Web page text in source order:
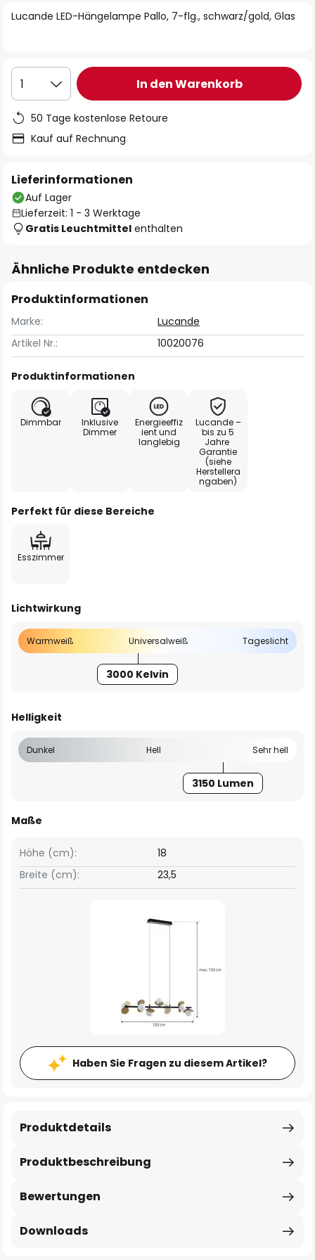
Lucande LED-Hängelampe Pallo, 7-flg., schwarz/gold, Glas
1 In den Warenkorb
50 Tage kostenlose Retoure
Kauf auf Rechnung
Lieferinformationen
Auf Lager
Lieferzeit: 1 - 3 Werktage
Gratis Leuchtmittel enthalten
Ähnliche Produkte entdecken
Produktinformationen
Marke:
Lucande
Artikel Nr.:
10020076
Produktinformationen
Dimmbar
Inklusive
Dimmer
Energieeffiz
ient und
langlebig
Lucande –
bis zu 5
Jahre
Garantie
(siehe
Herstellera
ngaben)
Perfekt für diese Bereiche
Esszimmer
Lichtwirkung
Warmweiß Universalweiß Tageslicht
3000 Kelvin
Helligkeit
Dunkel Hell Sehr hell
3150 Lumen
Maße
Breite (cm): 23,5
Höhe (cm): 18
Haben Sie Fragen zu diesem Artikel?
Produktbeschreibung
Produktdetails
Bewertungen
Downloads